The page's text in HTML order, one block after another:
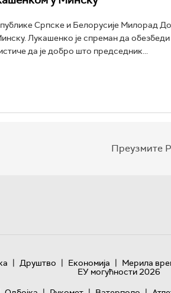
Српске и Белорусије Милорад
Лукашенко је спреман да
да је добро што председник...
Преузмите
| Друштво | Економија | Мерила
ЕУ могућности 2026